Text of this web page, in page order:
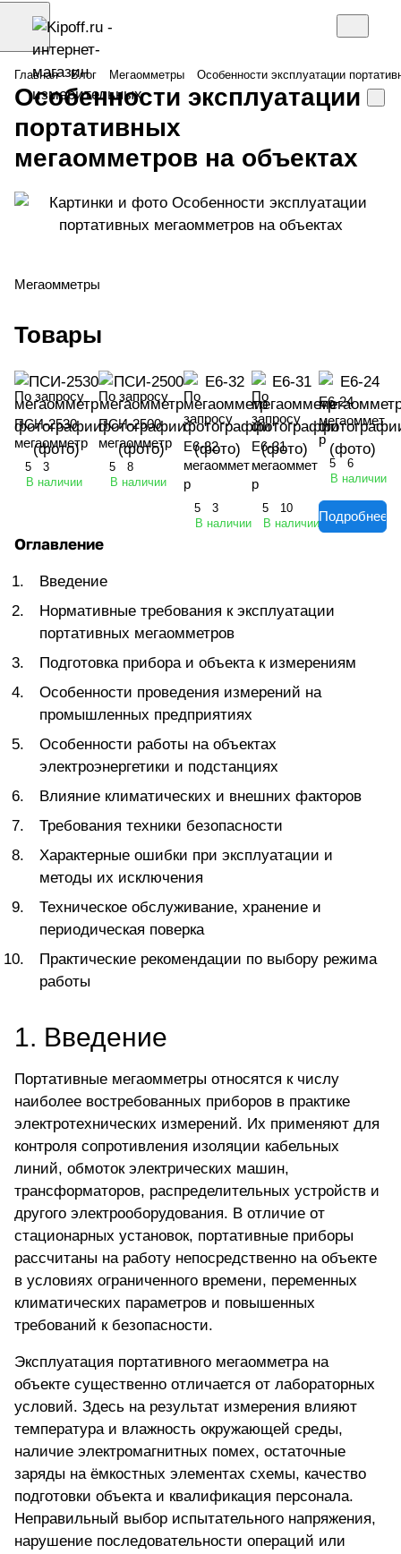
Главная Блог Мегаомметры Особенности эксплуатации
Особенности эксплуатации
портативных
мегаомметров на объектах
Мегаомметры
Товары
По запросу
ПСИ-2530
мегаомметр
5
3
В наличии
По запросу
ПСИ-2500
мегаомметр
5
8
В наличии
По
запросу
Е6-32
мегаоммет
р
5
3
В наличии
По
запросу
Е6-31
мегаоммет
р
5
10
В наличии
Е6-24
мегаоммет
р
5
6
В наличии
Подробнее
Оглавление
Введение
Нормативные требования к эксплуатации
портативных мегаомметров
Подготовка прибора и объекта к измерениям
Особенности проведения измерений на
промышленных предприятиях
Особенности работы на объектах
электроэнергетики и подстанциях
Влияние климатических и внешних факторов
Требования техники безопасности
Характерные ошибки при эксплуатации и
методы их исключения
Техническое обслуживание, хранение и
периодическая поверка
Практические рекомендации по выбору режима
работы
1. Введение
Портативные мегаомметры относятся к числу
наиболее востребованных приборов в практике
электротехнических измерений. Их применяют для
контроля сопротивления изоляции кабельных
линий, обмоток электрических машин,
трансформаторов, распределительных устройств и
другого электрооборудования. В отличие от
стационарных установок, портативные приборы
рассчитаны на работу непосредственно на объекте
в условиях ограниченного времени, переменных
климатических параметров и повышенных
требований к безопасности.
Эксплуатация портативного мегаомметра на
объекте существенно отличается от лабораторных
условий. Здесь на результат измерения влияют
температура и влажность окружающей среды,
наличие электромагнитных помех, остаточные
заряды на ёмкостных элементах схемы, качество
подготовки объекта и квалификация персонала.
Неправильный выбор испытательного напряжения,
нарушение последовательности операций или